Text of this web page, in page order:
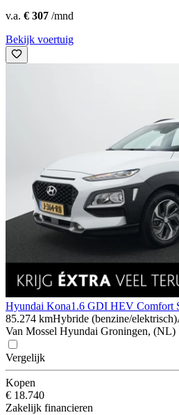
v.a. € 307 /mnd
Bekijk voertuig
Hyundai Kona1.6 GDI HEV Comfort
85.274 kmHybride (benzine/elektrisch)
Van Mossel Hyundai Groningen, (NL)
Vergelijk
Kopen
€ 18.740
Zakelijk financieren